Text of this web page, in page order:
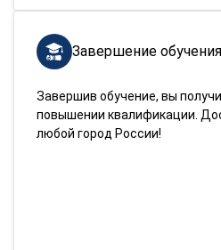
Завершение обучения
Завершив обучение, вы
повышении квалификации.
любой город России!